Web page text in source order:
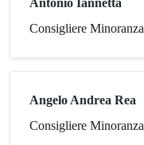
Antonio Iannetta
Consigliere Minoranza
Angelo Andrea Rea
Consigliere Minoranza